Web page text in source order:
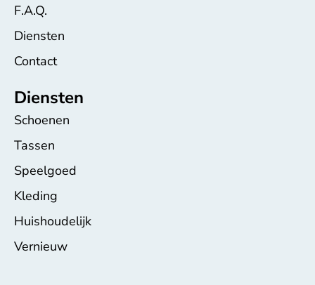
F.A.Q.
Diensten
Contact
Diensten
Schoenen
Tassen
Speelgoed
Kleding
Huishoudelijk
Vernieuw